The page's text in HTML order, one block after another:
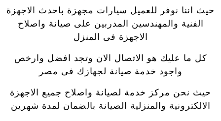
حيث اننا نوفر للعميل سيارات مجهزة باحدث الاجهزة
الفنية والمهندسين المدربين على صيانة واصلاح
الاجهزة فى المنزل
كل ما عليك هو الاتصال الان وتجد افضل وارخص
واجود خدمة صيانة لجهازك فى مصر
حيث نحن مركز خدمة لصيانة واصلاح جميع الاجهزة
الالكترونية والمنزلية الصيانة بالضمان لمدة شهرين